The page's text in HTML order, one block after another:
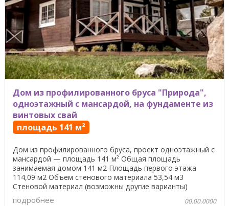
Дом из профилированного бруса "Природа",
одноэтажный с мансардой, на фундаменте из
винтовых свай
площадь 141 м²
Дом из профилированного бруса, проект одноэтажный с
мансардой — площадь 141 м² Общая площадь
занимаемая домом 141 м2 Площадь первого этажа
114,09 м2 Объем стенового материала 53,54 м3
Стеновой материал (возможны другие варианты)
Профилированный ...
подробнее 00.00.0000